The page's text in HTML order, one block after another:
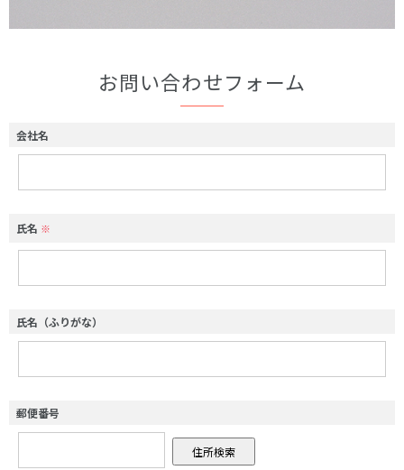
お問い合わせフォーム
会社名
氏名 ※
氏名（ふりがな）
郵便番号